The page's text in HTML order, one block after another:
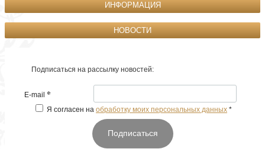
ИНФОРМАЦИЯ
НОВОСТИ
Подписаться на рассылку новостей:
E-mail *
Я согласен на обработку моих персональных данных *
Подписаться